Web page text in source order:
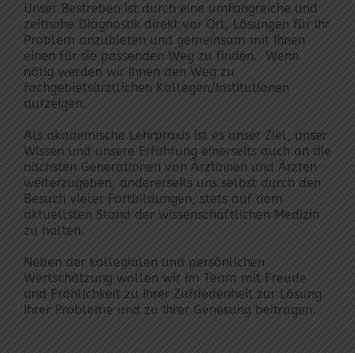
Unser Bestreben ist durch eine umfangreiche und
zeitnahe Diagnostik direkt vor Ort, Lösungen für Ihr
Problem anzubieten und gemeinsam mit Ihnen
einen für sie passenden Weg zu finden. Wenn
nötig werden wir Ihnen den Weg zu
fachgebietsärztlichen Kollegen/Institutionen
aufzeigen.
Als akademische Lehrpraxis ist es unser Ziel, unser
Wissen und unsere Erfahrung einerseits auch an die
nächsten Generationen von Ärztinnen und Ärzten
weiterzugeben, andererseits uns selbst durch den
Besuch vieler Fortbildungen, stets auf dem
aktuellsten Stand der wissenschaftlichen Medizin
zu halten.
Neben der kollegialen und persönlichen
Wertschätzung wollen wir im Team mit Freude
und Fröhlichkeit zu Ihrer Zufriedenheit zur Lösung
Ihrer Probleme und zu Ihrer Genesung beitragen.